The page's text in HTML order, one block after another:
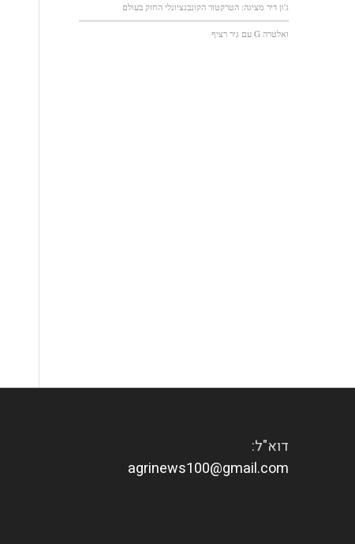
ג'ון דיר מציגה: הטרקטור הקונבנציונלי החזק בעולם
ואלטרה G עם גיר רציף
דוא"ל:
agrinews100@gmail.com